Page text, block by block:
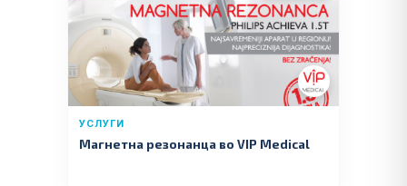
УСЛУГИ
Магнетна резонанца во VIP Medical